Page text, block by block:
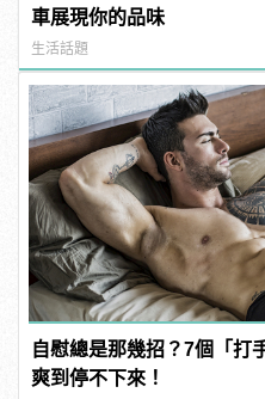
車展現你的品味
生活話題
自慰總是那幾招？7個「打
爽到停不下來！